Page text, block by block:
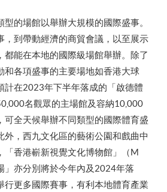
的場館以舉辦大規模的國際盛事。
，到帶動經濟的商貿會議，以至展示
都能在本地的國際級場館舉辦。除了
和各項盛事的主要場地如香港大球
計在2023年下半年落成的「啟德體
名觀眾的主場館及容納10,000
可全天候舉辦不同類型的國際體育盛
外，西九文化區的藝術公園和戲曲中
「香港嶄新視覺文化博物館」（M
」亦分別將於今年內及2024年落
行更多國際賽事，有利本地體育產業